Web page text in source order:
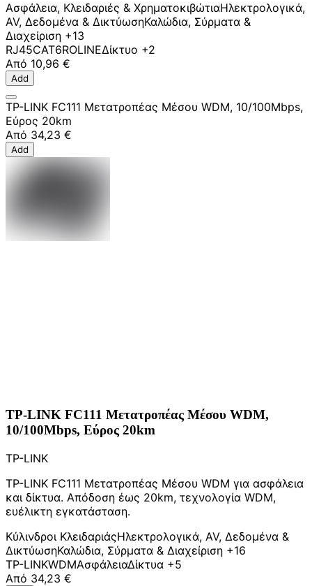
Ασφάλεια, Κλειδαριές & ΧρηματοκιβώτιαΗλεκτρολογικά,
AV, Δεδομένα & ΔικτύωσηΚαλώδια, Σύρματα &
Διαχείριση +13
RJ45CAT6ROLINEΔίκτυο +2
Από 10,96 €
Add
TP-LINK FC111 Μετατροπέας Μέσου WDM, 10/100Mbps,
Εύρος 20km
Από 34,23 €
Add
TP-LINK FC111 Μετατροπέας Μέσου WDM,
10/100Mbps, Εύρος 20km
TP-LINK
TP-LINK FC111 Μετατροπέας Μέσου WDM για ασφάλεια
και δίκτυα. Απόδοση έως 20km, τεχνολογία WDM,
ευέλικτη εγκατάσταση.
Κύλινδροι ΚλειδαριάςΗλεκτρολογικά, AV, Δεδομένα &
ΔικτύωσηΚαλώδια, Σύρματα & Διαχείριση +16
TP-LINKWDMΑσφάλειαΔίκτυα +5
Από 34,23 €